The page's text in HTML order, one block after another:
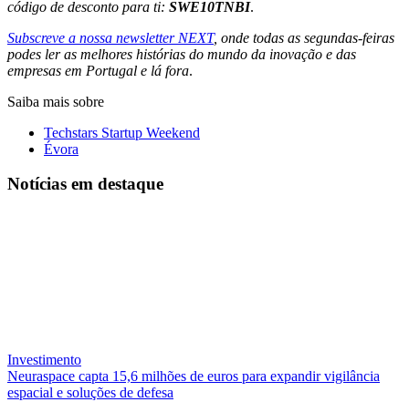
código de desconto para ti: SWE10TNBI.
Subscreve a nossa newsletter NEXT, onde todas as segundas-feiras
podes ler as melhores histórias do mundo da inovação e das
empresas em Portugal e lá fora.
Saiba mais sobre
Techstars Startup Weekend
Évora
Notícias em destaque
Investimento
Neuraspace capta 15,6 milhões de euros para expandir vigilância
espacial e soluções de defesa